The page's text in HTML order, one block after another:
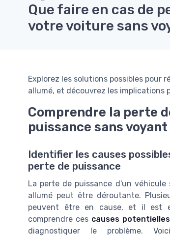
Que faire en cas de
votre voiture sans
Explorez les solutions possibles pour
allumé, et découvrez les implications
Comprendre la perte
puissance sans voyant
Identifier les causes
perte de puissance
La perte de puissance d'un véhicule
allumé peut être déroutante.
peuvent être en cause, et il est
comprendre ces causes potentielles
diagnostiquer le problème.